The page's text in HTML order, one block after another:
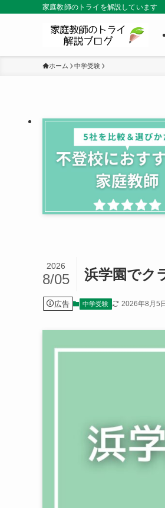
家庭教師のトライを解説しています
ホーム 中学受験
浜学園でク
2026
8/05
広告 中学受験 2026年8月5